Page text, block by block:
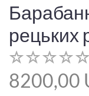
рецьких
8200,00